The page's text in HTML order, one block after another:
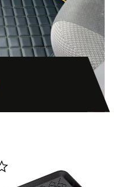
Lägg till i favoriter